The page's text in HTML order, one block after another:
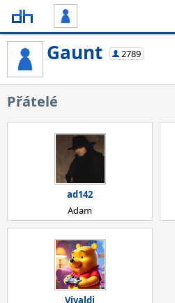
Gaunt 2789
Přátelé
ad142
Adam
Vivaldi